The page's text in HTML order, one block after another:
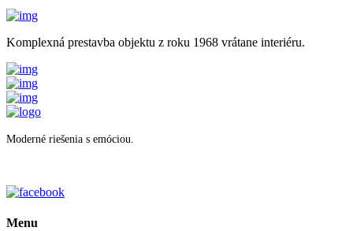
Komplexná prestavba objektu z roku 1968 vrátane interiéru.
Moderné riešenia s emóciou.
Menu